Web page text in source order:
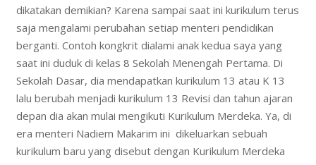
dikatakan demikian? Karena sampai saat ini kurikulum terus
saja mengalami perubahan setiap menteri pendidikan
berganti. Contoh kongkrit dialami anak kedua saya yang
saat ini duduk di kelas 8 Sekolah Menengah Pertama. Di
Sekolah Dasar, dia mendapatkan kurikulum 13 atau K 13
lalu berubah menjadi kurikulum 13 Revisi dan tahun ajaran
depan dia akan mulai mengikuti Kurikulum Merdeka. Ya, di
era menteri Nadiem Makarim ini dikeluarkan sebuah
kurikulum baru yang disebut dengan Kurikulum Merdeka